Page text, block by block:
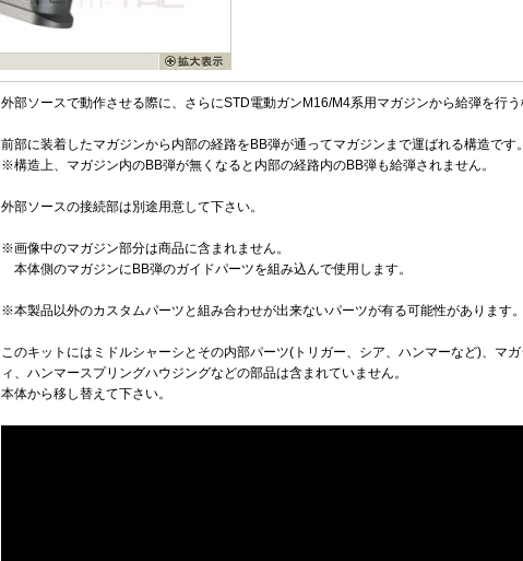
外部ソースで動作させる際に、さらにSTD電動ガンM16/M4系用マガジンから給弾を行う
前部に装着したマガジンから内部の経路をBB弾が通ってマガジンまで運ばれる構造です。
※構造上、マガジン内のBB弾が無くなると内部の経路内のBB弾も給弾されません。
外部ソースの接続部は別途用意して下さい。
※画像中のマガジン部分は商品に含まれません。
本体側のマガジンにBB弾のガイドパーツを組み込んで使用します。
※本製品以外のカスタムパーツと組み合わせが出来ないパーツが有る可能性があります。
このキットにはミドルシャーシとその内部パーツ(トリガー、シア、ハンマーなど)、マ
ィ、ハンマースプリングハウジングなどの部品は含まれていません。
本体から移し替えて下さい。